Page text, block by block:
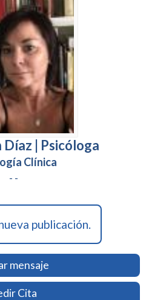
| Psicóloga
Clínica
- -
publicación.
mensaje
Cita